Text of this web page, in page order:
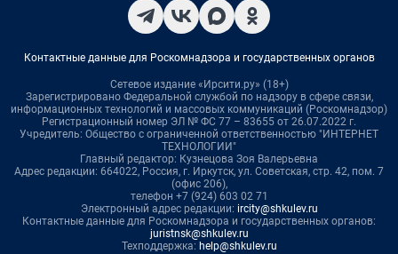
Контактные данные для Роскомнадзора и государственных органов
Сетевое издание «Ирсити.ру» (18+)
Зарегистрировано Федеральной службой по надзору в сфере связи,
информационных технологий и массовых коммуникаций (Роскомнадзор)
Регистрационный номер ЭЛ № ФС 77 – 83655 от 26.07.2022 г.
Учредитель: Общество с ограниченной ответственностью "ИНТЕРНЕТ
ТЕХНОЛОГИИ"
Главный редактор: Кузнецова Зоя Валерьевна
Адрес редакции: 664022, Россия, г. Иркутск, ул. Советская, стр. 42, пом. 7
(офис 206),
телефон +7 (924) 603 02 71
Электронный адрес редакции: ircity@shkulev.ru
Контактные данные для Роскомнадзора и государственных органов:
juristnsk@shkulev.ru
Техподдержка: help@shkulev.ru